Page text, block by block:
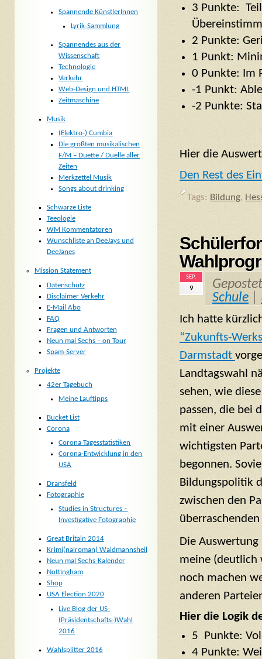
3 Punkte:
2 Punkte:
1 Punkt:
0 Punkte: Im
-1 Punkt:
-2 Punkte:
Hier die
Den Rest des
Tags: Bildung,
SEP.
9
Schule
Ich hatte
“Zukunfts-
Darmstadt
Landtagswahl
sehen, wie
passen, die bei
mit einer
wichtigsten
begonnen.
Bildungspolitik
zwischen den
Die Auswertung
meine (deutlich
noch machen
anderen
Hier die Logik
5 Punkte:
4 Punkte:
Spannende KünstlerInnen
Lyrik-Sammlung
Spannendes aus der
Wissenschaft
Technologie
Verkehr
Web-Design und HTML
Zeitmaschine
Musik
(Elektro-) Cumbia
Die größten musikalischen
F/M – Duette / Duelle aller
Zeiten
Merkzettel Musik
Songs about drinking
Schwarze Liste
Teeologie
WM Kommentatoren
Wunschliste an DeeJays und
DeeJanes
Mission Statement
Datenschutz
Disclaimer Verkehr
E-Mail Abo
FAQ
Fragen und Antworten
Neun mal Sechs – on Tour
Spam-Server
Projekte
42er Tagebuch
Meine Lauftipps
Bucket List
Corona
Corona Tagesstatistiken
Corona-Entwicklung in den
USA
Dransfeld
Fotographie
Studies in Structures –
Investigative Fotographie
Great Britain 2014
Krimi(nalroman) Waidmannsheil
Neun mal Sechs-Kalender
Nottingham
Shop
USA Election 2020
Live Blog der US-
(Präsidentschafts-)Wahl
2016
Wahlsplitter 2016